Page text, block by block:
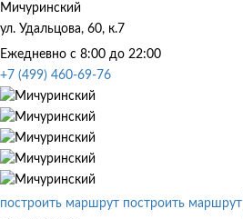
Мичуринский
ул. Удальцова, 60, к.7
Ежедневно с 8:00 до 22:00
+7 (499) 460-69-76
построить маршрут построить маршрут